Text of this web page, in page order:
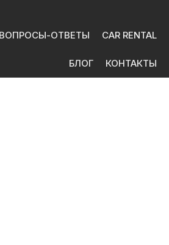
ВОПРОСЫ-ОТВЕТЫ CAR RENTAL
БЛОГ КОНТАКТЫ